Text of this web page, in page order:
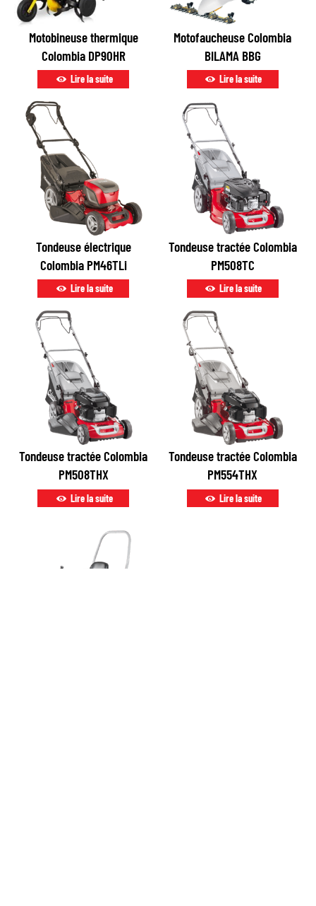
Motobineuse thermique
Colombia DP90HR
Lire la suite
Motofaucheuse Colombia
BILAMA BBG
Lire la suite
Tondeuse électrique
Colombia PM46TLi
Lire la suite
Tondeuse tractée Colombia
PM508TC
Lire la suite
Tondeuse tractée Colombia
PM508THX
Lire la suite
Tondeuse tractée Colombia
PM554THX
Lire la suite